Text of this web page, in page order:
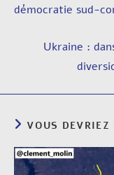
démocratie sud-
Ukraine :
VOUS DEVRIEZ